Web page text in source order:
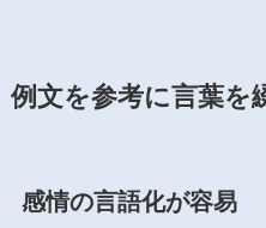
例文を参考に言葉を
感情の言語化が容易